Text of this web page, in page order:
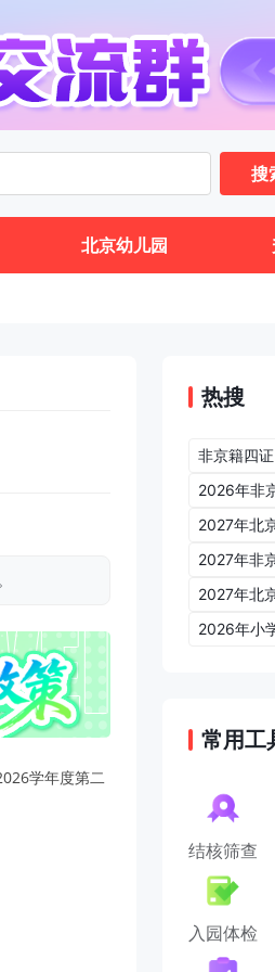
搜
北京幼儿园
学年度第二
热搜
非京籍四证
2026年非
2027年北
2027年非
常用工
结核筛查
入园体检